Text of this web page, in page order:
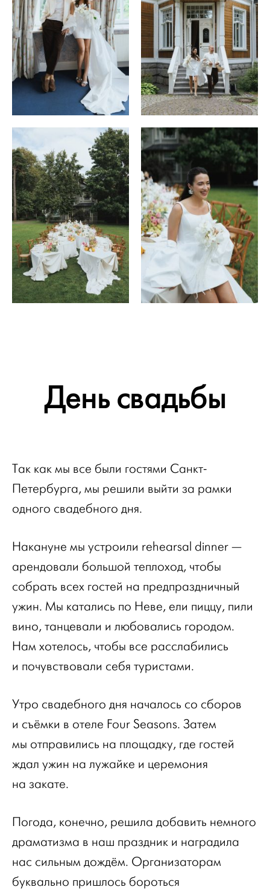
День свадьбы
Так как мы все были гостями Санкт-
Петербурга, мы решили выйти за рамки
одного свадебного дня.
Накануне мы устроили rehearsal dinner —
арендовали большой теплоход, чтобы
собрать всех гостей на предпраздничный
ужин. Мы катались по Неве, ели пиццу, пили
вино, танцевали и любовались городом.
Нам хотелось, чтобы все расслабились
и почувствовали себя туристами.
Утро свадебного дня началось со сборов
и съёмки в отеле Four Seasons. Затем
мы отправились на площадку, где гостей
ждал ужин на лужайке и церемония
на закате.
Погода, конечно, решила добавить немного
драматизма в наш праздник и наградила
нас сильным дождём. Организаторам
буквально пришлось бороться